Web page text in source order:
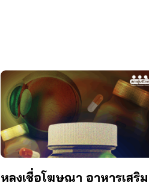
หลงเชื่อโฆษณา อาหารเสริม